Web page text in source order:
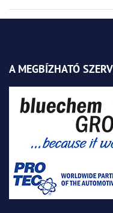
A MEGBÍZHATÓ